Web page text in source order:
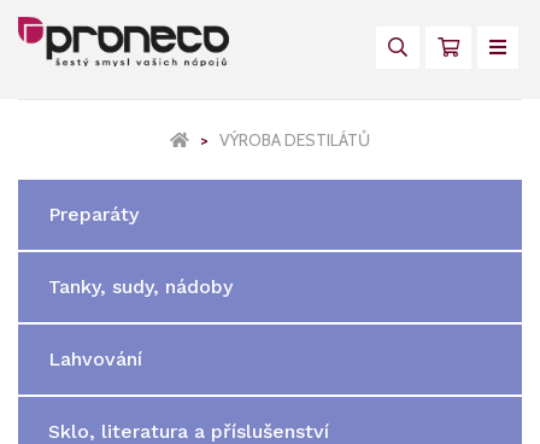
VÝROBA DESTILÁTŮ
Preparáty
Tanky, sudy, nádoby
Lahvování
Sklo, literatura a příslušenství